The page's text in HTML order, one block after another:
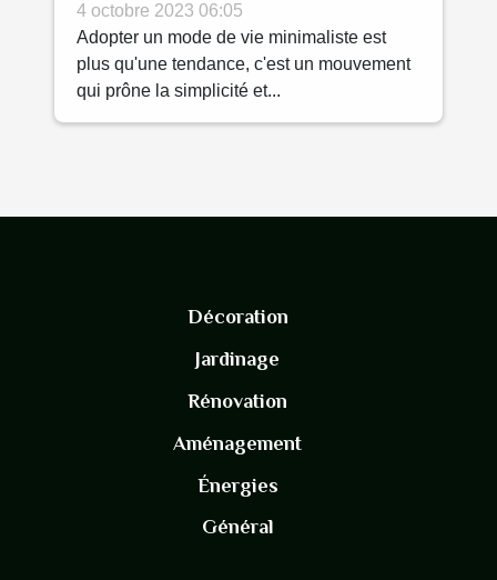
4 octobre 2023 06:05
Adopter un mode de vie minimaliste est
plus qu'une tendance, c'est un mouvement
qui prône la simplicité et...
Décoration
Jardinage
Rénovation
Aménagement
Énergies
Général